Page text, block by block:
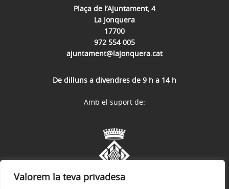
Valorem la teva privadesa
Plaça de l’Ajuntament, 4
La Jonquera
17700
972 554 005
ajuntament@lajonquera.cat
De dilluns a divendres de 9 h a 14 h
Amb el suport de: